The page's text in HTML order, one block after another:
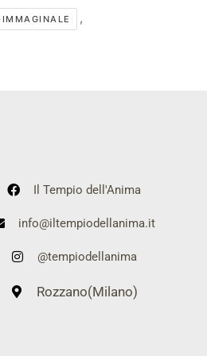
,
Il Tempio dell'Anima
info@iltempiodellanima.it
@tempiodellanima
Rozzano(Milano)